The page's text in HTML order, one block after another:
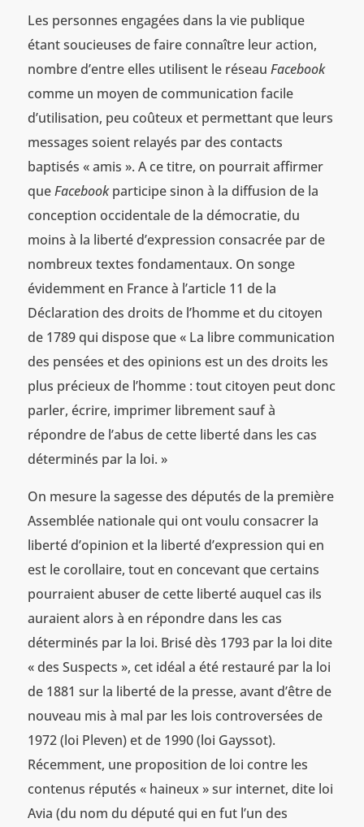
Les personnes engagées dans la vie publique
étant soucieuses de faire connaître leur action,
nombre d’entre elles utilisent le réseau Facebook
comme un moyen de communication facile
d’utilisation, peu coûteux et permettant que leurs
messages soient relayés par des contacts
baptisés « amis ». A ce titre, on pourrait affirmer
queFacebookparticipe sinon à la diffusion de la
conception occidentale de la démocratie, du
moins à la liberté d’expression consacrée par de
nombreux textes fondamentaux. On songe
évidemment en France à l’article 11 de la
Déclaration des droits de l’homme et du citoyen
de 1789 qui dispose que « La libre communication
des pensées et des opinions est un des droits les
plus précieux de l’homme : tout citoyen peut donc
parler, écrire, imprimer librement sauf à
répondre de l’abus de cette liberté dans les cas
déterminés par la loi. »
On mesure la sagesse des députés de la première
Assemblée nationale qui ont voulu consacrer la
liberté d’opinion et la liberté d’expression qui en
est le corollaire, tout en concevant que certains
pourraient abuser de cette liberté auquel cas ils
auraient alors à en répondre dans les cas
déterminés par la loi. Brisé dès 1793 par la loi dite
« des Suspects », cet idéal a été restauré par la loi
de 1881 sur la liberté de la presse, avant d’être de
nouveau mis à mal par les lois controversées de
1972 (loi Pleven) et de 1990 (loi Gayssot).
Récemment, une proposition de loi contre les
contenus réputés « haineux » sur internet, dite loi
Avia (du nom du député qui en fut l’un des